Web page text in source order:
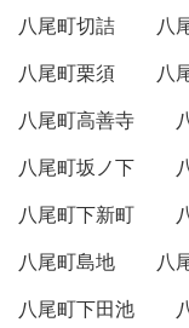
八尾町切詰
八
八尾町栗須
八
八尾町高善寺
八尾町坂ノ下
八尾町下新町
八尾町島地
八
八尾町下田池